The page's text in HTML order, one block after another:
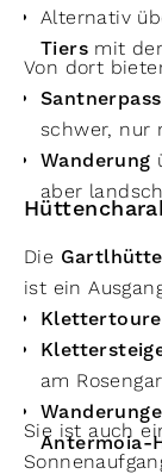
Alternativ
Tiers mit
Von dort
schwer, nur
Wanderung
aber
Die Gartlhütte
ist ein
am
Antermoia-
Sie ist auch